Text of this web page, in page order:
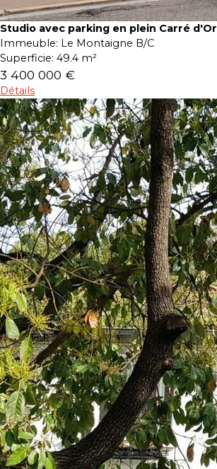
Studio avec parking en plein Carré d'Or
Immeuble: Le Montaigne B/C
Superficie: 49.4 m²
3 400 000 €
Détails